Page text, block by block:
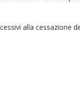
alla cessazione